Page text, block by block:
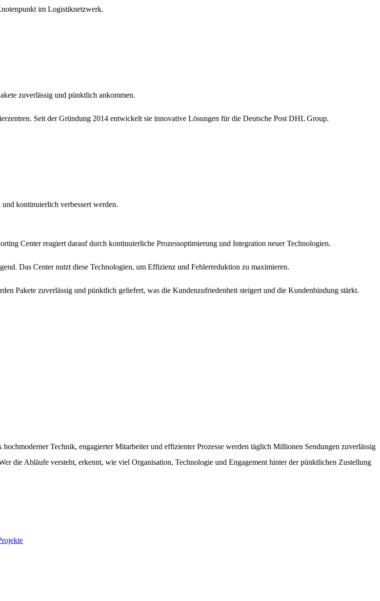
im Logistiknetzwerk.
zuverlässig und pünktlich ankommen.
Seit der Gründung 2014 entwickelt sie innovative Lösungen für die Deutsche Post DHL Group.
kontinuierlich verbessert werden.
Center reagiert darauf durch kontinuierliche Prozessoptimierung und Integration neuer Technologien.
Das Center nutzt diese Technologien, um Effizienz und Fehlerreduktion zu maximieren.
Pakete zuverlässig und pünktlich geliefert, was die Kundenzufriedenheit steigert und die Kundenbindung stärkt.
Technik, engagierter Mitarbeiter und effizienter Prozesse werden täglich Millionen Sendungen zuverlässig
die Abläufe versteht, erkennt, wie viel Organisation, Technologie und Engagement hinter der pünktlichen Zustellung